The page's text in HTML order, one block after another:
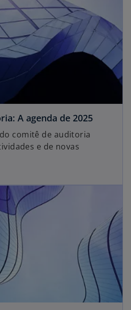
A agenda de 2025
comitê de auditoria
e de novas